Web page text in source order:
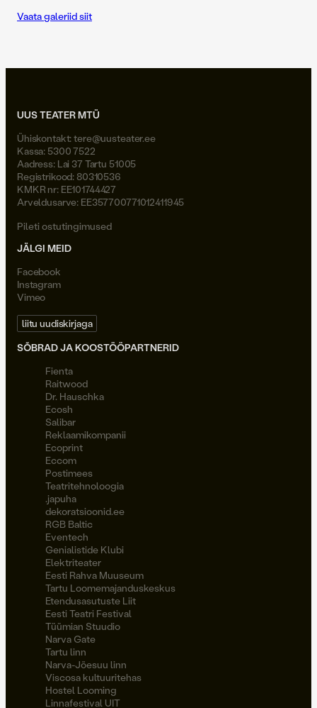
Vaata galeriid siit
UUS TEATER MTÜ
Ühiskontakt:tere@uusteater.ee
Kassa: 5300 7522
Aadress: Lai 37 Tartu 51005
Registrikood: 80310536
KMKR nr: EE101744427
Arveldusarve: EE357700771012411945
Pileti ostutingimused
JÄLGI MEID
Facebook
Instagram
Vimeo
liitu uudiskirjaga
SÕBRAD JA KOOSTÖÖPARTNERID
Fienta
Raitwood
Dr. Hauschka
Ecosh
Salibar
Reklaamikompanii
Ecoprint
Eccom
Postimees
Teatritehnoloogia
.japuha
dekoratsioonid.ee
RGB Baltic
Eventech
Genialistide Klubi
Elektriteater
Eesti Rahva Muuseum
Tartu Loomemajanduskeskus
Etendusasutuste Liit
Eesti Teatri Festival
Tüümian Stuudio
Narva Gate
Tartu linn
Narva-Jõesuu linn
Viscosa kultuuritehas
Hostel Looming
Linnafestival UIT